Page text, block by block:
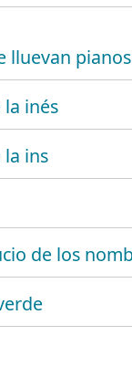
lluevan pianos
la inés
la ins
de los